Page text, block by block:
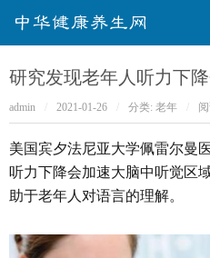
华健康养生网
研究发现老年人听力下
admin 2021-01-26 分类: 老年
美国宾夕法尼亚大学佩雷尔曼
听力下降会加速大脑中听觉区
助于老年人对语言的理解。